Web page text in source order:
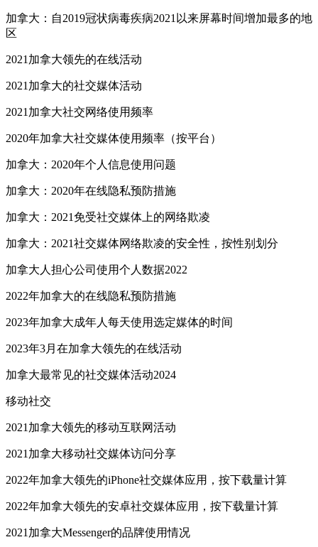
加拿大：自2019冠状病毒疾病2021以来屏幕时间增加最多的地
区
2021加拿大领先的在线活动
2021加拿大的社交媒体活动
2021加拿大社交网络使用频率
2020年加拿大社交媒体使用频率（按平台）
加拿大：2020年个人信息使用问题
加拿大：2020年在线隐私预防措施
加拿大：2021免受社交媒体上的网络欺凌
加拿大：2021社交媒体网络欺凌的安全性，按性别划分
加拿大人担心公司使用个人数据2022
2022年加拿大的在线隐私预防措施
2023年加拿大成年人每天使用选定媒体的时间
2023年3月在加拿大领先的在线活动
加拿大最常见的社交媒体活动2024
移动社交
2021加拿大领先的移动互联网活动
2021加拿大移动社交媒体访问分享
2022年加拿大领先的iPhone社交媒体应用，按下载量计算
2022年加拿大领先的安卓社交媒体应用，按下载量计算
2021加拿大Messenger的品牌使用情况